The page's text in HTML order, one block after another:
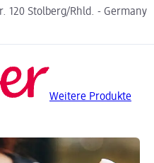
120 Stolberg/Rhld. - Germany
Weitere Produkte